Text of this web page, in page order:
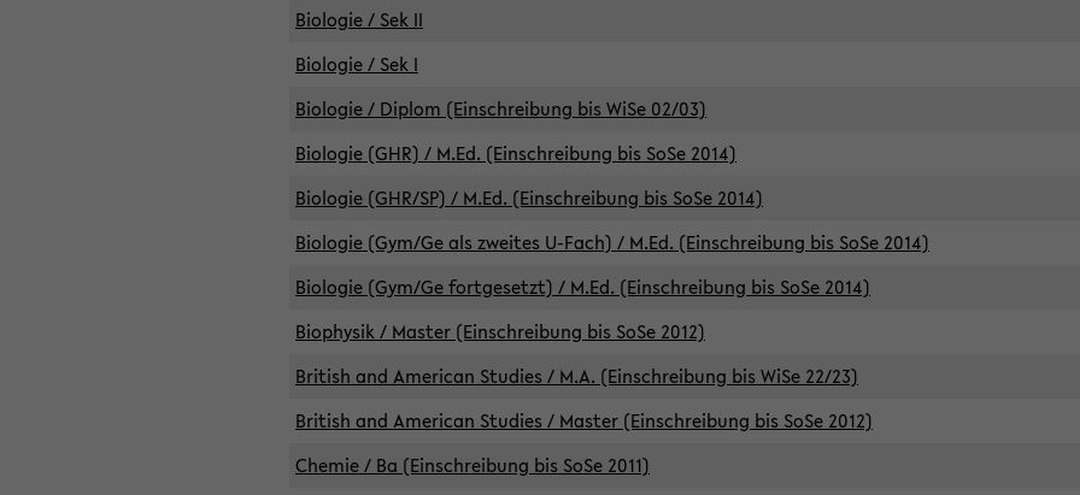
Biologie / Sek II
Biologie / Sek I
Biologie / Diplom (Einschreibung bis WiSe 02/03)
Biologie (GHR) / M.Ed. (Einschreibung bis SoSe 2014)
Biologie (GHR/SP) / M.Ed. (Einschreibung bis SoSe 2014)
Biologie (Gym/Ge als zweites U-Fach) / M.Ed. (Einschreibung bis SoSe 2014)
Biologie (Gym/Ge fortgesetzt) / M.Ed. (Einschreibung bis SoSe 2014)
Biophysik / Master (Einschreibung bis SoSe 2012)
British and American Studies / M.A. (Einschreibung bis WiSe 22/23)
British and American Studies / Master (Einschreibung bis SoSe 2012)
Chemie / Ba (Einschreibung bis SoSe 2011)